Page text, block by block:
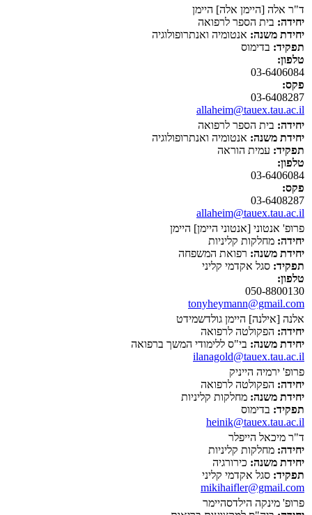
ד"ר אלה [היימן אלה] היימן
יחידה: בית הספר לרפואה
יחידת משנה: אנטומיה ואנתרופולוגיה
תפקיד: בדימוס
טלפון:
03-6406084
פקס:
03-6408287
allaheim@tauex.tau.ac.il
יחידה: בית הספר לרפואה
יחידת משנה: אנטומיה ואנתרופולוגיה
תפקיד: עמית הוראה
טלפון:
03-6406084
פקס:
03-6408287
allaheim@tauex.tau.ac.il
פרופ' אנטוני [אנטוני היימן] היימן
יחידה: מחלקות קליניות
יחידת משנה: רפואת המשפחה
תפקיד: סגל אקדמי קליני
טלפון:
050-8800130
tonyheymann@gmail.com
אלנה [אילנה] היימן גולדשמידט
יחידה: הפקולטה לרפואה
יחידת משנה: בי"ס ללימודי המשך ברפואה
ilanagold@tauex.tau.ac.il
פרופ' ירמיה הייניק
יחידה: הפקולטה לרפואה
יחידת משנה: מחלקות קליניות
תפקיד: בדימוס
heinik@tauex.tau.ac.il
ד"ר מיכאל הייפלר
יחידה: מחלקות קליניות
יחידת משנה: כירורגיה
תפקיד: סגל אקדמי קליני
mikihaifler@gmail.com
פרופ' מינקה הילדסהיימר